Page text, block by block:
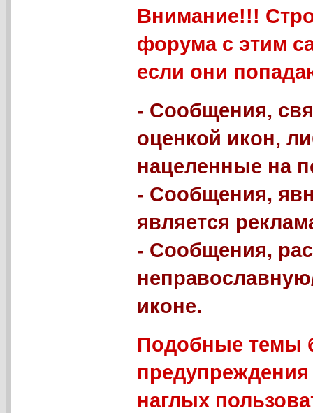
Внимание!!!
форума с этим
если они
- Сообщения,
оценкой икон,
нацеленные на
- Сообщения,
является
- Сообщения,
иконе.
Подобные темы
наглых